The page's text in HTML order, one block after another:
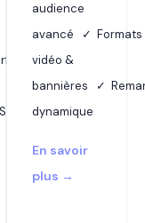
audience
avancé ✓ Formats
vidéo &
bannières ✓
dynamique
En savoir
plus →